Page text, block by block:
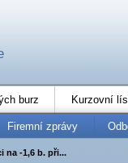
burz Kurzovní
Firemní zprávy
na -1,6 b. při...